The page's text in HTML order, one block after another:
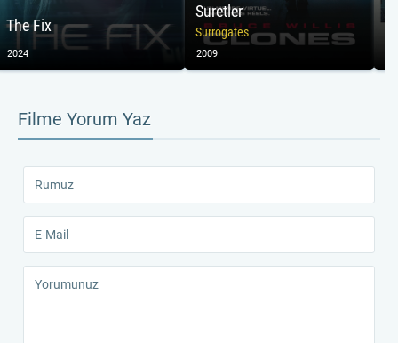
The Fix
2024
Suretler
Surrogates
2009
Filme Yorum Yaz